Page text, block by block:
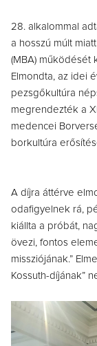
28. alkalommal
a hosszú múlt
(MBA) működését
Elmondta, az idei
pezsgőkultúra
megrendezték a
medencei
borkultúra
A díjra áttérve
odafigyelnek rá,
kiállta a próbát,
övezi, fontos
missziójának.”
Kossuth-díjának”